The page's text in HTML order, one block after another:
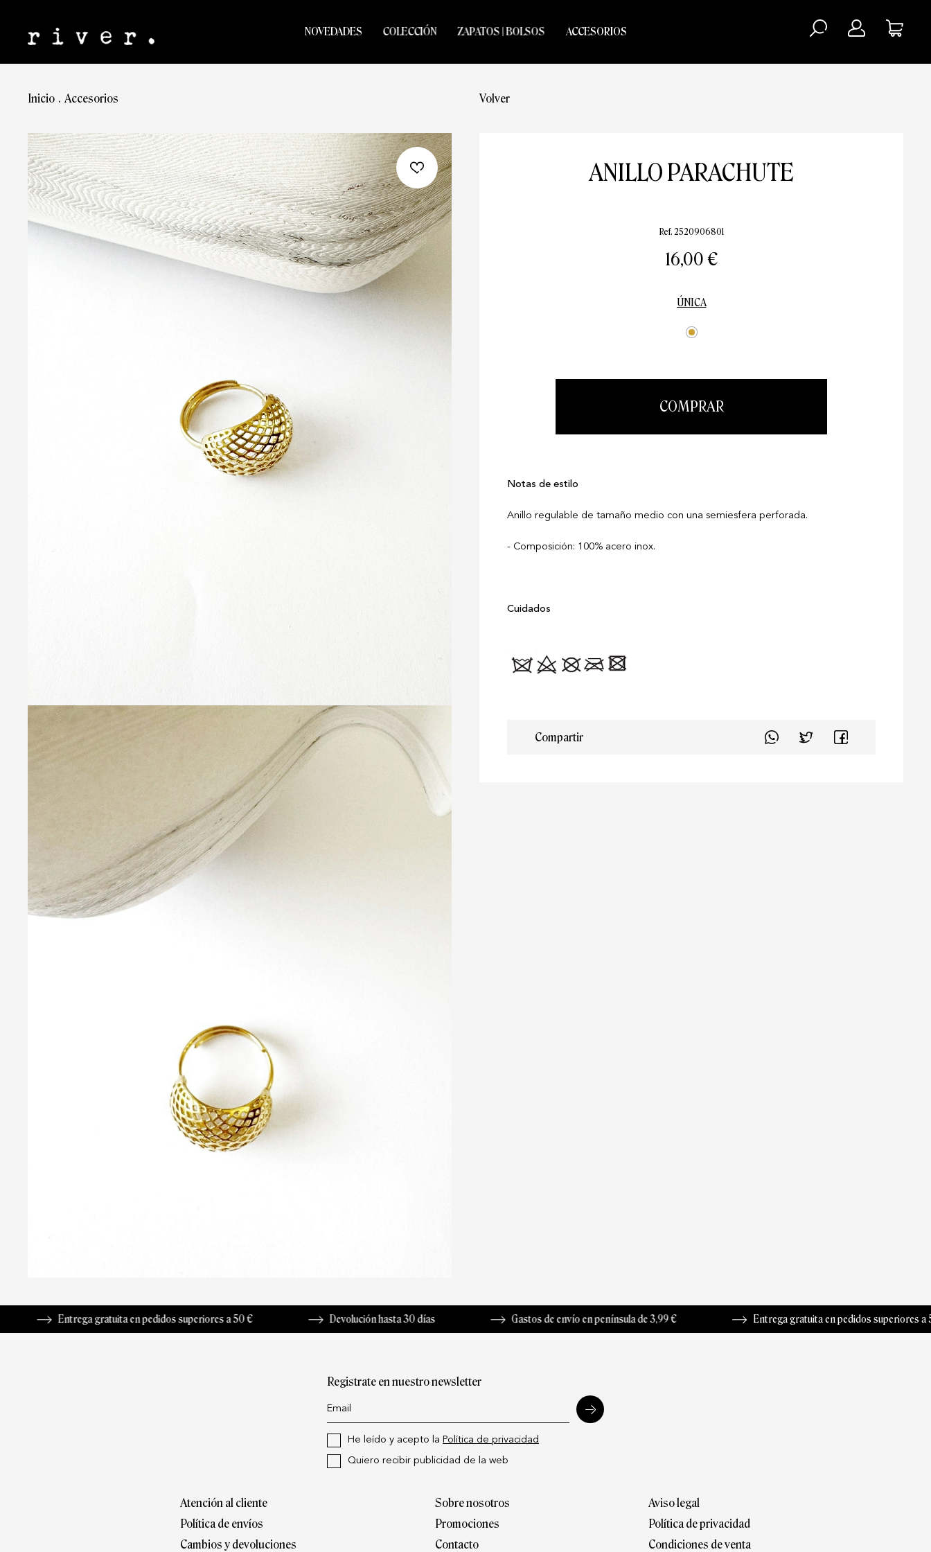
NOVEDADES COLECCIÓN ZAPATOS | BOLSOS ACCESORIOS
Inicio . Accesorios Volver
ANILLO PARACHUTE
Ref. 2520906801
16,00 €
ÚNICA
COMPRAR
Notas de estilo
Anillo regulable de tamaño medio con una semiesfera perforada.
Composición: 100% acero inox.
Cuidados
Compartir
Entrega gratuita en pedidos superiores a 50 € Devolución hasta 30 días Gastos de envío en península de 3,99 € Entrega gratuita en pedidos superiores a 50 €
Registrate en nuestro newsletter
He leído y acepto la Política de privacidad
Quiero recibir publicidad de la web
Atención al cliente
Política de envíos
Cambios y devoluciones
Sobre nosotros
Promociones
Contacto
Aviso legal
Política de privacidad
Condiciones de venta